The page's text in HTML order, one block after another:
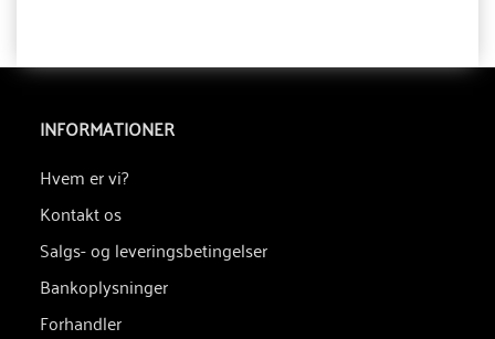
INFORMATIONER
Hvem er vi?
Kontakt os
Salgs- og leveringsbetingelser
Bankoplysninger
Forhandler